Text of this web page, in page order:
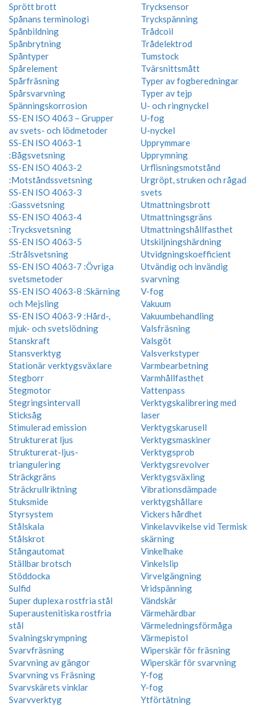
Sprött brott
Spånans terminologi
Spånbildning
Spånbrytning
Spåntyper
Spårelement
Spårfräsning
Spårsvarvning
Spänningskorrosion
SS-EN ISO 4063 – Grupper
av svets- och lödmetoder
SS-EN ISO 4063-1
:Bågsvetsning
SS-EN ISO 4063-2
:Motståndssvetsning
SS-EN ISO 4063-3
:Gassvetsning
SS-EN ISO 4063-4
:Trycksvetsning
SS-EN ISO 4063-5
:Strålsvetsning
SS-EN ISO 4063-7 :Övriga
svetsmetoder
SS-EN ISO 4063-8 :Skärning
och Mejsling
SS-EN ISO 4063-9 :Hård-,
mjuk- och svetslödning
Stanskraft
Stansverktyg
Stationär verktygsväxlare
Stegborr
Stegmotor
Stegringsintervall
Sticksåg
Stimulerad emission
Strukturerat ljus
Strukturerat-ljus-
triangulering
Sträckgräns
Sträckrullriktning
Stuksmide
Styrsystem
Stålskala
Stålskrot
Stångautomat
Ställbar brotsch
Stöddocka
Sulfid
Super duplexa rostfria stål
Superaustenitiska rostfria
stål
Svalningskrympning
Svarvfräsning
Svarvning av gängor
Svarvning vs Fräsning
Svarvskärets vinklar
Svarvverktyg
Trycksensor
Tryckspänning
Trådcoil
Trådelektrod
Tumstock
Tvärsnittsmått
Typer av fogberedningar
Typer av tejp
U- och ringnyckel
U-fog
U-nyckel
Upprymmare
Upprymning
Urflisningsmotstånd
Urgröpt, struken och rågad
svets
Utmattningsbrott
Utmattningsgräns
Utmattningshållfasthet
Utskiljningshärdning
Utvidgningskoefficient
Utvändig och invändig
svarvning
V-fog
Vakuum
Vakuumbehandling
Valsfräsning
Valsgöt
Valsverkstyper
Varmbearbetning
Varmhållfasthet
Vattenpass
Verktygskalibrering med
laser
Verktygskarusell
Verktygsmaskiner
Verktygsprob
Verktygsrevolver
Verktygsväxling
Vibrationsdämpade
verktygshållare
Vickers hårdhet
Vinkelavvikelse vid Termisk
skärning
Vinkelhake
Vinkelslip
Virvelgängning
Vridspänning
Vändskär
Värmehärdbar
Värmeledningsförmåga
Värmepistol
Wiperskär för fräsning
Wiperskär för svarvning
Y-fog
Y-fog
Ytförtätning